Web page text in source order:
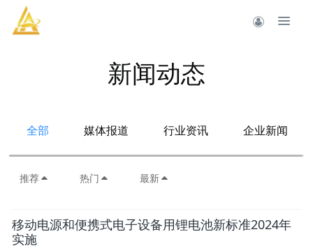
新闻动态
全部 媒体报道 行业资讯 企业新闻
推荐 热门 最新
移动电源和便携式电子设备用锂电池新标准2024年
实施